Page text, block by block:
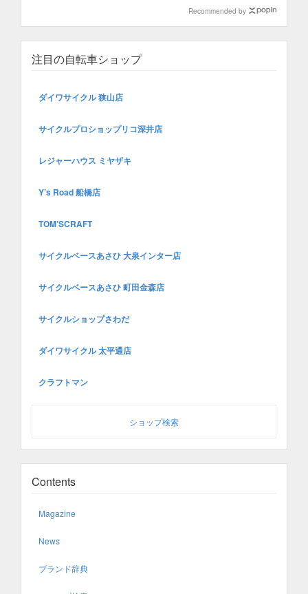
Recommended by
注目の自転車ショップ
ダイワサイクル 狭山店
サイクルプロショップリコ深井店
レジャーハウス ミヤザキ
Y’s Road 船橋店
TOM’SCRAFT
サイクルベースあさひ 大泉インター店
サイクルベースあさひ 町田金森店
サイクルショップさわだ
ダイワサイクル 太平通店
クラフトマン
ショップ検索
Contents
Magazine
News
ブランド辞典